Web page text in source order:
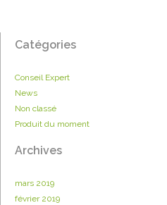
Catégories
Conseil Expert
News
Non classé
Produit du moment
Archives
mars 2019
février 2019